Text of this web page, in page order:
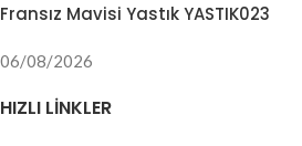
Fransız Mavisi Yastık YASTIK023
06/08/2026
HIZLI LINKLER